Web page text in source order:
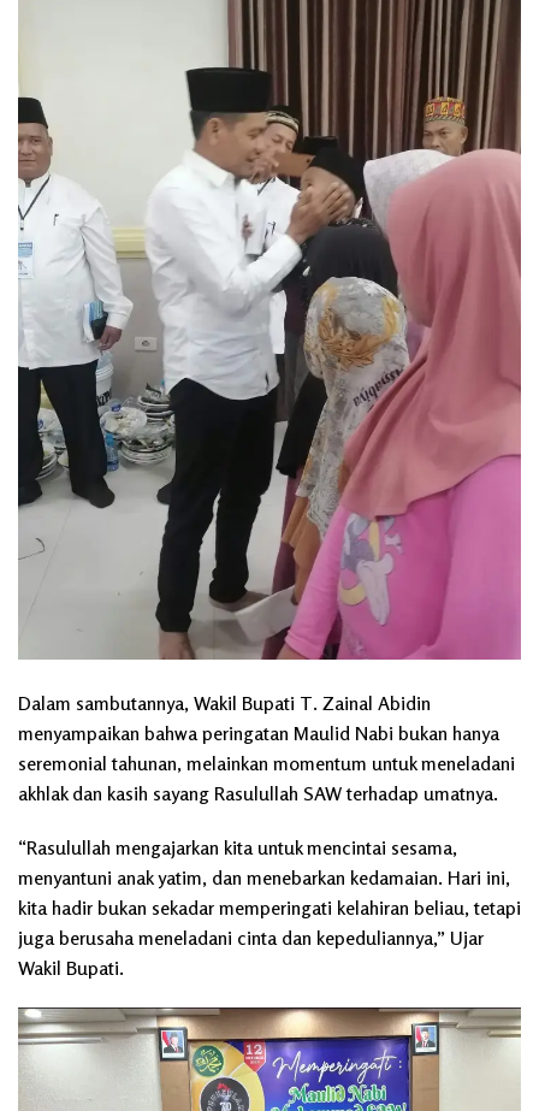
Dalam sambutannya, Wakil Bupati T. Zainal Abidin
menyampaikan bahwa peringatan Maulid Nabi bukan hanya
seremonial tahunan, melainkan momentum untuk meneladani
akhlak dan kasih sayang Rasulullah SAW terhadap umatnya.
“Rasulullah mengajarkan kita untuk mencintai sesama,
menyantuni anak yatim, dan menebarkan kedamaian. Hari ini,
kita hadir bukan sekadar memperingati kelahiran beliau, tetapi
juga berusaha meneladani cinta dan kepeduliannya,” Ujar
Wakil Bupati.